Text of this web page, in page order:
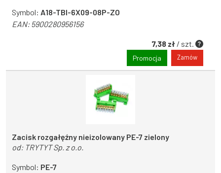
Symbol: A18-TBI-6X09-08P-ZO
EAN:5900280956156
7,38 zł / szt.
Promocja Zamów
Zacisk rozgałęźny nieizolowany PE-7 zielony
od: TRYTYT Sp. z o.o.
Symbol: PE-7